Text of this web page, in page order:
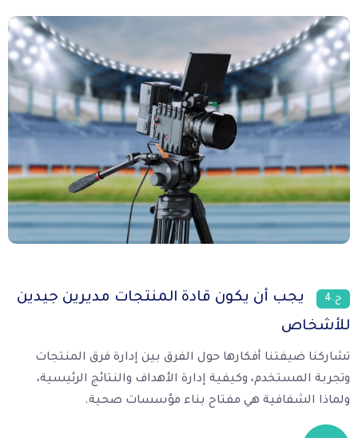
ح.4
يجب أن يكون قادة المنتجات مديرين جيدين
للأشخاص
تشاركنا ضيفتنا أفكارها حول الفرق بين إدارة فرق المنتجات
وتجربة المستخدم، وكيفية إدارة الأهداف والنتائج الرئيسية،
ولماذا الشفافية هي مفتاح بناء مؤسسات صحية.